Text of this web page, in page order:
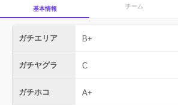
基本情報 チーム
ガチエリア B+
ガチヤグラ C
ガチホコ A+